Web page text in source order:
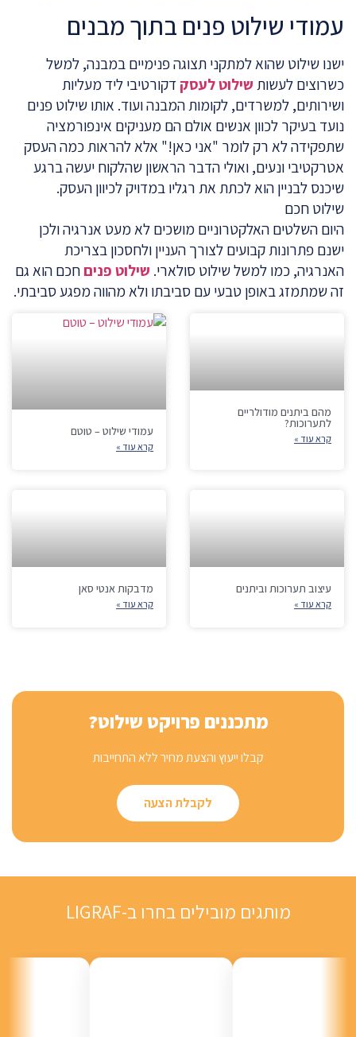
עמודי שילוט פנים בתוך מבנים
ישנו שילוט שהוא למתקני תצוגה פנימיים במבנה, למשל
כשרוצים לעשותשילוט לעסקדקורטיבי ליד מעליות
ושירותים, למשרדים, לקומות המבנה ועוד. אותו שילוט פנים
נועד בעיקר לכוון אנשים אולם הם מעניקים אינפורמציה
שתפקידה לא רק לומר "אני כאן!" אלא להראות כמה העסק
אטרקטיבי ונעים, ואולי הדבר הראשון שהלקוח יעשה ברגע
שיכנס לבניין הוא לכתת את רגליו במדויק לכיוון העסק.
שילוט חכם
היום השלטים האלקטרוניים מושכים לא מעט אנרגיה ולכן
ישנם פתרונות קבועים לצורך העניין ולחסכון בצריכת
האנרגיה, כמו למשל שילוט סולארי. שילוט פניםחכם הוא גם
זה שמתמזג באופן טבעי עם סביבתו ולא מהווה מפגע סביבתי.
מהם ביתנים מודולריים
לתערוכות?
קרא עוד »
עמודי שילוט – טוטם
קרא עוד »
עיצוב תערוכות וביתנים
קרא עוד »
מדבקות אנטי סאן
קרא עוד »
מתכננים פרויקט שילוט?
קבלו ייעוץ והצעת מחיר ללא התחייבות
לקבלת הצעה
מותגים מובילים בחרו ב-LIGRAF